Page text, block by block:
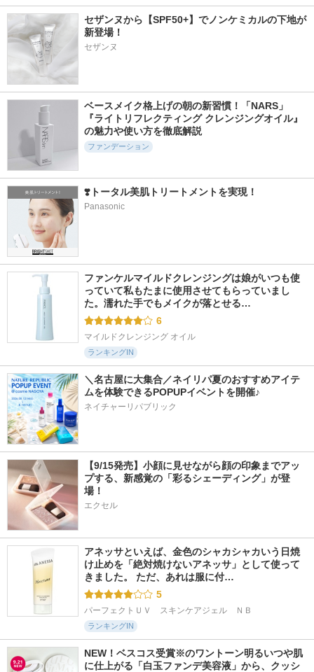
4.9
1170件
クロノビューティ
フラットスムースフ
アリィー(ALLIE)
ダー ファンデーシ
ョン
ベアミネラル
ム ラディアンス プ
ライマー
5.9
214件
プロボンディングプ
ライマー
espoir ミノン
明色化粧品
セザンヌから【SPF50+】でノンケミカルの下地が
新登場！
セザンヌ
ベースメイク格上げの朝の新習慣！「NARS」
『ライトリフレクティング クレンジングオイル』
の魅力や使い方を徹底解説
ファンデーション
❣️トータル美肌トリートメントを実現！
Panasonic
ファンケルマイルドクレンジングは娘がいつも使
っていて私もたまに使用させてもらっていまし
た。濡れた手でもメイクが落とせる…
6
マイルドクレンジング オイル
ランキングIN
＼名古屋に大集合／ネイリパ夏のおすすめアイテ
ムを体験できるPOPUPイベントを開催♪
ネイチャーリパブリック
【9/15発売】小顔に見せながら顔の印象までアッ
プする、新感覚の「彩るシェーディング」が登
場！
エクセル
アネッサといえば、金色のシャカシャカいう日焼
け止めを「絶対焼けないアネッサ」として使って
きました。 ただ、あれは服に付…
5
パーフェクトＵＶ　スキンケアジェル　ＮＢ
ランキングIN
NEW！ベスコス受賞※のワントーン明るいつや肌
に仕上がる「白玉ファンデ美容液」から、クッシ